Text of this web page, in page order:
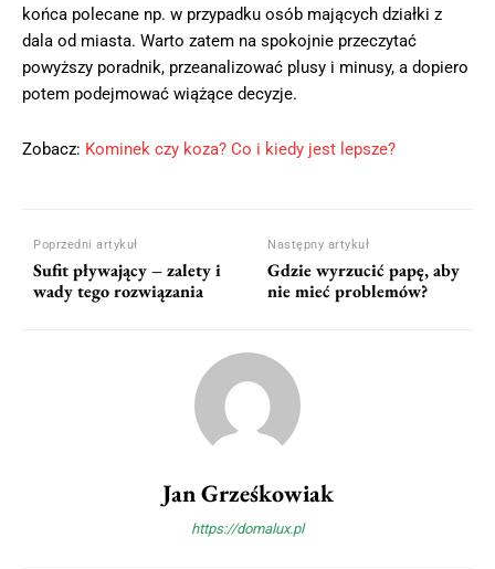
końca polecane np. w przypadku osób mających działki z
dala od miasta. Warto zatem na spokojnie przeczytać
powyższy poradnik, przeanalizować plusy i minusy, a dopiero
potem podejmować wiążące decyzje.
Zobacz: Kominek czy koza? Co i kiedy jest lepsze?
Poprzedni artykuł
Sufit pływający – zalety i
wady tego rozwiązania
Następny artykuł
Gdzie wyrzucić papę, aby
nie mieć problemów?
Jan Grześkowiak
https://domalux.pl